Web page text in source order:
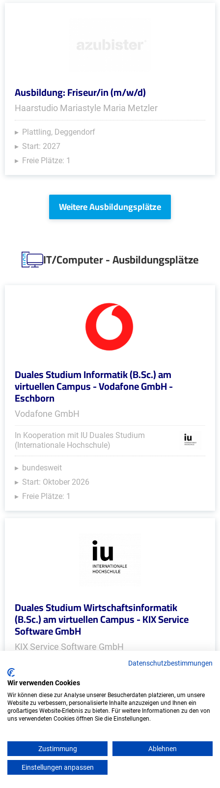
Ausbildung: Friseur/in (m/w/d)
Haarstudio Mariastyle Maria Metzler
Plattling, Deggendorf
Start: 2027
Freie Plätze: 1
Weitere Ausbildungsplätze
IT/Computer - Ausbildungsplätze
Duales Studium Informatik (B.Sc.) am
virtuellen Campus - Vodafone GmbH -
Eschborn
Vodafone GmbH
In Kooperation mit IU Duales Studium
(Internationale Hochschule)
bundesweit
Start: Oktober 2026
Freie Plätze: 1
Duales Studium Wirtschaftsinformatik
(B.Sc.) am virtuellen Campus - KIX Service
Software GmbH
KIX Service Software GmbH
In Kooperation mit IU Duales Studium (Internationale
Hochschule)
bundesweit
Start: Oktober 2026
Datenschutzbestimmungen
Wir verwenden Cookies
Wir können diese zur Analyse unserer Besucherdaten platzieren, um unsere
Website zu verbessern, personalisierte Inhalte anzuzeigen und Ihnen ein
großartiges Website-Erlebnis zu bieten. Für weitere Informationen zu den von
uns verwendeten Cookies öffnen Sie die Einstellungen.
Zustimmung Ablehnen
Einstellungen anpassen